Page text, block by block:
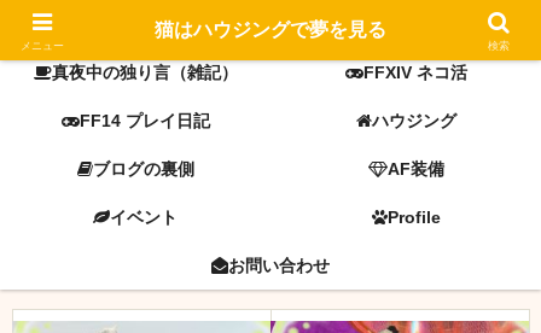
FF14 screenshot ミラプリ
真夜中の独り言（雑記） FFXIV ネコ活
FF14 プレイ日記 ハウジング
ブログの裏側 AF装備
イベント Profile
お問い合わせ
メニュー
猫はハウジングで夢を見る
検索